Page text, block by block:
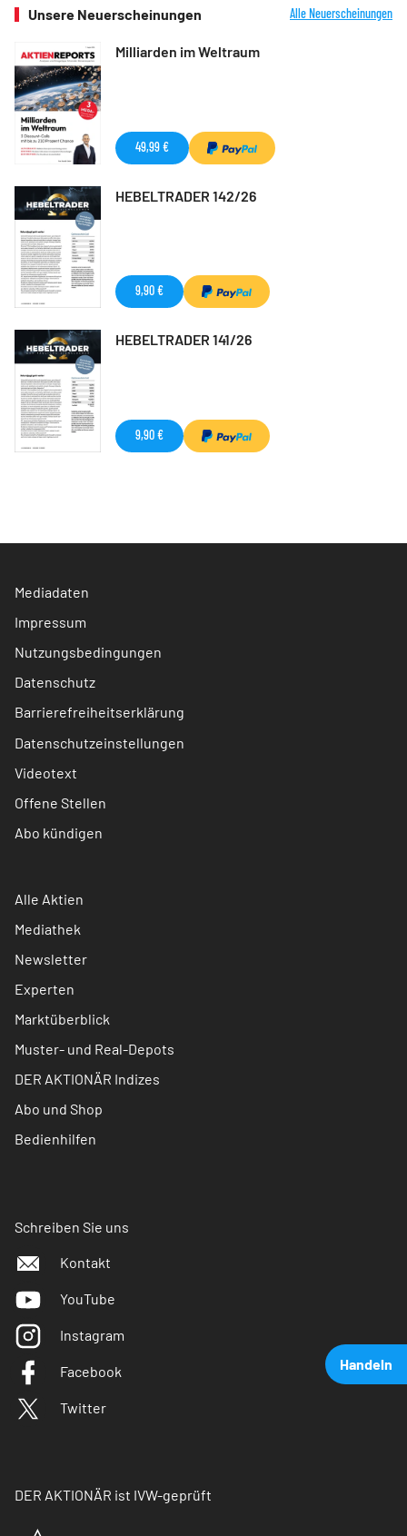
Handeln
Unsere Neuerscheinungen Alle Neuerscheinungen
Milliarden im Weltraum
49,99 €
HEBELTRADER 142/26
9,90 €
HEBELTRADER 141/26
9,90 €
Mediadaten
Impressum
Nutzungsbedingungen
Datenschutz
Barrierefreiheitserklärung
Datenschutzeinstellungen
Videotext
Offene Stellen
Abo kündigen
Alle Aktien
Mediathek
Newsletter
Experten
Marktüberblick
Muster- und Real-Depots
DER AKTIONÄR Indizes
Abo und Shop
Bedienhilfen
Schreiben Sie uns
Kontakt
YouTube
Instagram
Facebook
Twitter
DER AKTIONÄR ist IVW-geprüft